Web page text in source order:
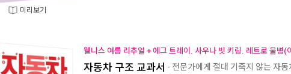
미리보기
웰니스 여름 리추얼 + 에그 트레이. 사우나 빗 키링. 레트로 물병(
자동차 구조 교과서 - 전문가에게 절대 기죽지 않는 자